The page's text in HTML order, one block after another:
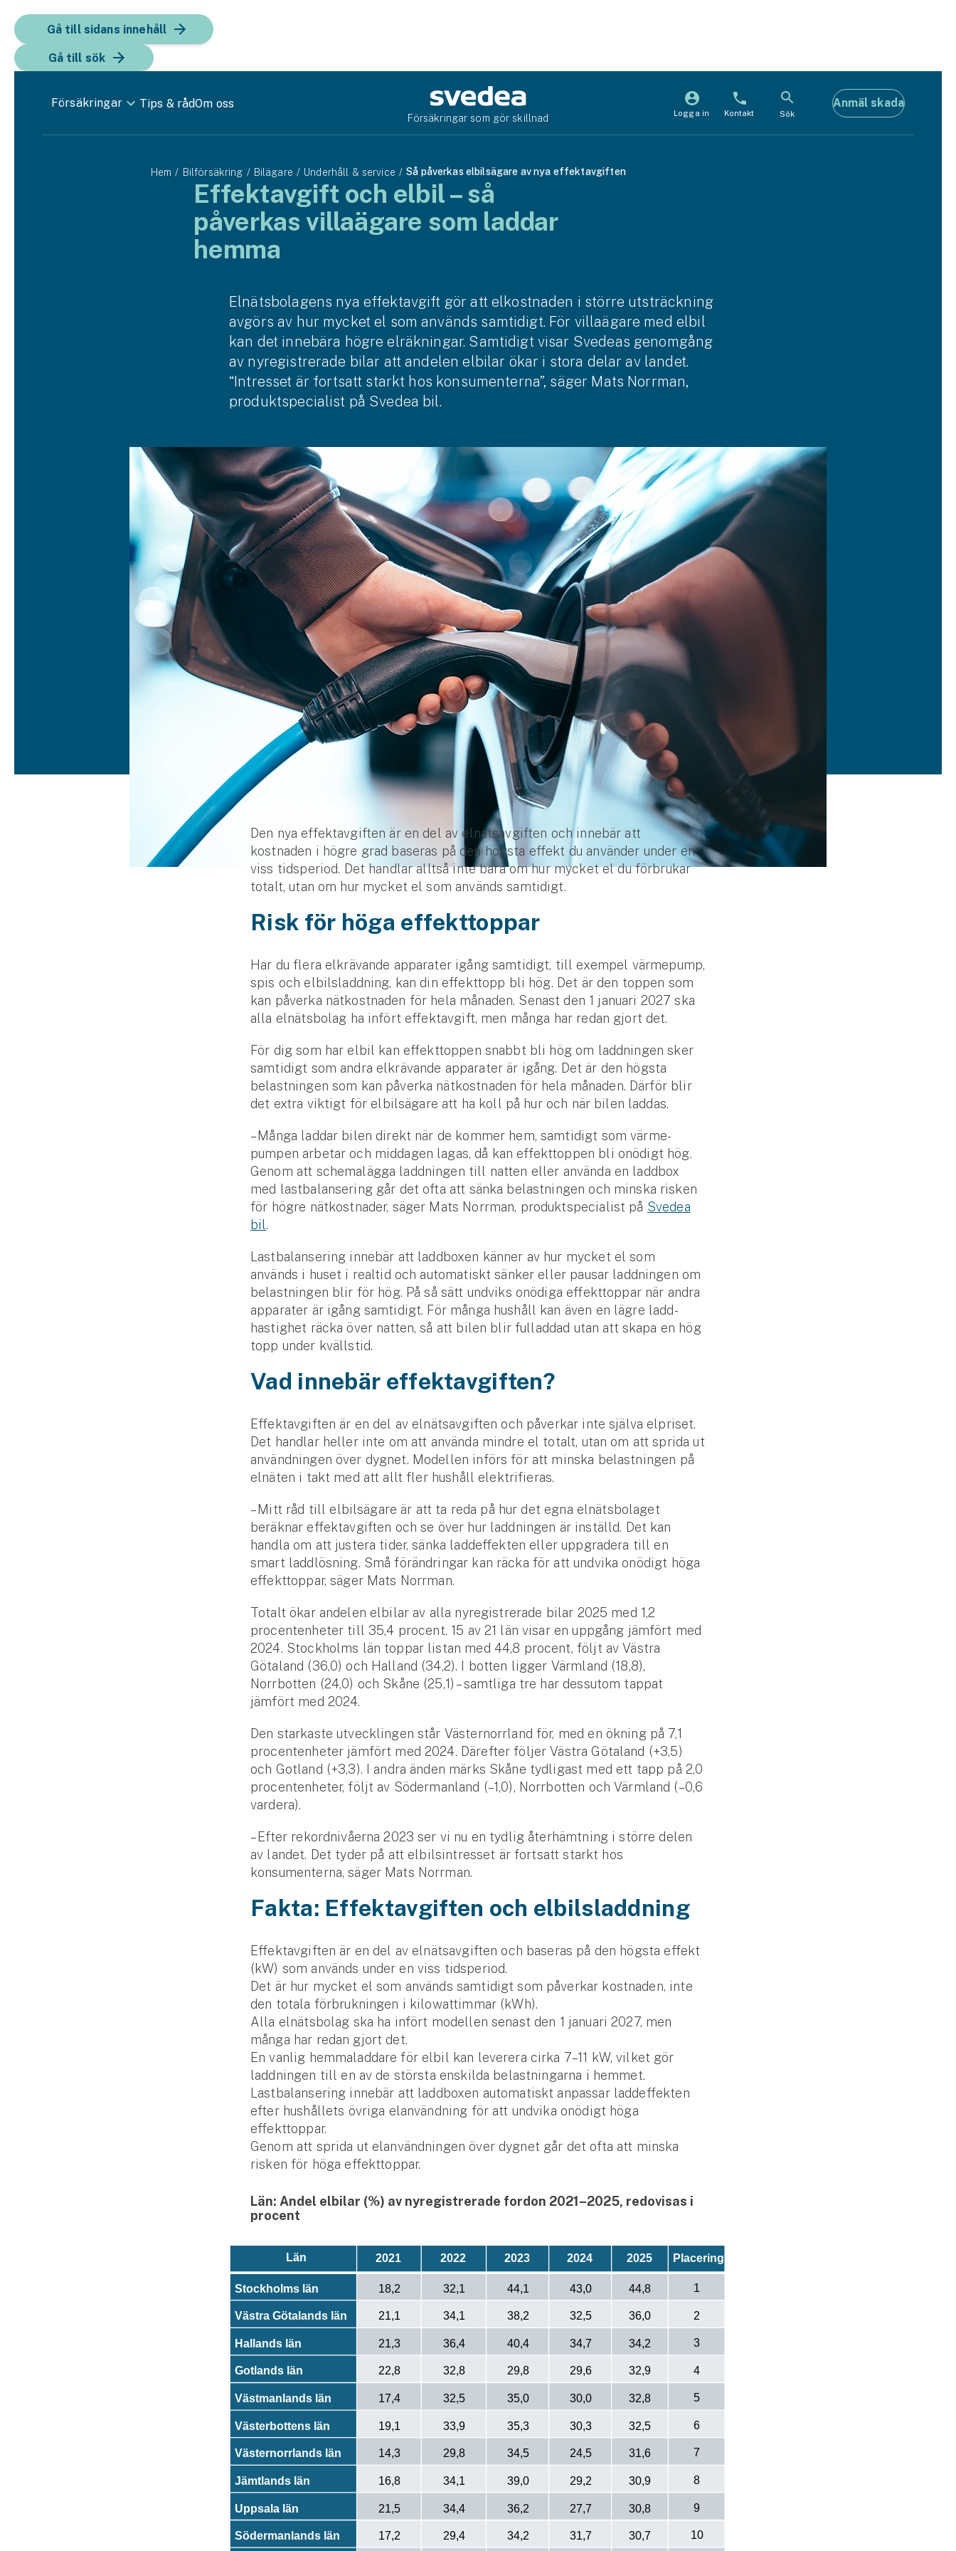
Gå till sidans innehåll
Gå till sök
Försäkringar Tips & rådOm oss
Försäkringar som gör skillnad Logga in Kontakt Sök
Anmäl skada
Djurförsäkring
Se alla försäkringar
Hem Bilförsäkring Bilägare Underhåll & service Så påverkas elbilsägare av nya effektavgiften
Effektavgift och elbil – så
påverkas villaägare som laddar
hemma
Elnäts­bolagens nya effekt­avgift gör att el­kostnaden i större utsträckning
avgörs av hur mycket el som används samtidigt. För villa­ägare med elbil
kan det innebära högre el­räkningar. Samtidigt visar Svedeas genomgång
av ny­registrerade bilar att andelen elbilar ökar i stora delar av landet.
“Intresset är fortsatt starkt hos konsumenterna”, säger Mats Norrman,
produkt­specialist på Svedea bil.
Den nya effekt­avgiften är en del av elnäts­avgiften och innebär att
kostnaden i högre grad baseras på den högsta effekt du använder under en
viss tids­period. Det handlar alltså inte bara om hur mycket el du förbrukar
totalt, utan om hur mycket el som används samtidigt.
Risk för höga effekttoppar
Har du flera el­krävande apparater igång samtidigt, till exempel värme­pump,
spis och elbils­laddning, kan din effekt­topp bli hög. Det är den toppen som
kan påverka nät­kostnaden för hela månaden. Senast den 1 januari 2027 ska
alla elnäts­bolag ha infört effekt­avgift, men många har redan gjort det.
För dig som har elbil kan effekt­toppen snabbt bli hög om laddningen sker
samtidigt som andra el­krävande apparater är igång. Det är den högsta
belastningen som kan påverka nät­kostnaden för hela månaden. Därför blir
det extra viktigt för elbilsägare att ha koll på hur och när bilen laddas.
– Många laddar bilen direkt när de kommer hem, samtidigt som värme­
pumpen arbetar och middagen lagas, då kan effekt­toppen bli onödigt hög.
Genom att schema­lägga laddningen till natten eller använda en laddbox
med last­balansering går det ofta att sänka belastningen och minska risken
för högre nät­kostnader, säger Mats Norrman, produkt­specialist på Svedea
bil.
Last­balansering innebär att ladd­boxen känner av hur mycket el som
används i huset i realtid och automatiskt sänker eller pausar laddningen om
belastningen blir för hög. På så sätt undviks onödiga effekt­toppar när andra
apparater är igång samtidigt. För många hushåll kan även en lägre ladd­
hastighet räcka över natten, så att bilen blir fulladdad utan att skapa en hög
topp under kvällstid.
Vad innebär effektavgiften?
Effekt­avgiften är en del av elnäts­avgiften och påverkar inte själva el­priset.
Det handlar heller inte om att använda mindre el totalt, utan om att sprida ut
användningen över dygnet. Modellen införs för att minska belastningen på
el­näten i takt med att allt fler hushåll elektrifieras.
– Mitt råd till elbils­ägare är att ta reda på hur det egna elnäts­bolaget
beräknar effekt­avgiften och se över hur laddningen är inställd. Det kan
handla om att justera tider, sänka ladd­effekten eller uppgradera till en
smart ladd­lösning. Små förändringar kan räcka för att undvika onödigt höga
effekt­toppar, säger Mats Norrman.
Totalt ökar andelen elbilar av alla ny­registrerade bilar 2025 med 1,2
procent­enheter till 35,4 procent. 15 av 21 län visar en uppgång jämfört med
2024. Stockholms län toppar listan med 44,8 procent, följt av Västra
Götaland (36,0) och Halland (34,2). I botten ligger Värmland (18,8),
Norrbotten (24,0) och Skåne (25,1) – samtliga tre har dessutom tappat
jämfört med 2024.
Den starkaste utvecklingen står Väster­norrland för, med en ökning på 7,1
procent­enheter jämfört med 2024. Därefter följer Västra Götaland (+3,5)
och Gotland (+3,3). I andra änden märks Skåne tydligast med ett tapp på 2,0
procent­enheter, följt av Söderman­land (–1,0), Norr­botten och Värm­land (–0,6
vardera).
– Efter rekord­nivåerna 2023 ser vi nu en tydlig åter­hämtning i större delen
av landet. Det tyder på att elbils­intresset är fortsatt starkt hos
konsumenterna, säger Mats Norrman.
Fakta: Effekt­avgiften och elbils­laddning
Effekt­avgiften är en del av elnäts­avgiften och baseras på den högsta effekt
(kW) som används under en viss tids­period.
Det är hur mycket el som används samtidigt som påverkar kostnaden, inte
den totala förbrukningen i kilowattimmar (kWh).
Alla elnäts­bolag ska ha infört modellen senast den 1 januari 2027, men
många har redan gjort det.
En vanlig hemma­laddare för elbil kan leverera cirka 7–11 kW, vilket gör
laddningen till en av de största enskilda belastningarna i hemmet.
Lastbalansering innebär att laddboxen automatiskt anpassar laddeffekten
efter hushållets övriga elanvändning för att undvika onödigt höga
effekttoppar.
Genom att sprida ut el­användningen över dygnet går det ofta att minska
risken för höga effekt­toppar.
Län: Andel elbilar (%) av nyregistrerade fordon 2021–2025, redovisas i
procent